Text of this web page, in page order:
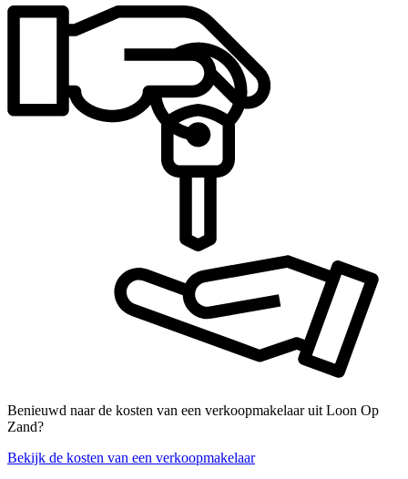
Benieuwd naar de kosten van een verkoopmakelaar uit Loon Op
Zand?
Bekijk de kosten van een verkoopmakelaar